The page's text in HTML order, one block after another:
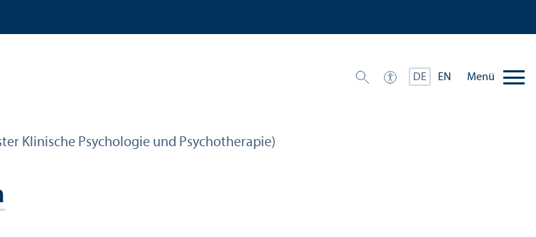
DE EN Menü
Klinische Psychologie und Psychotherapie)